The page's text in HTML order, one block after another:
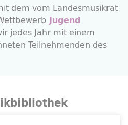
dem vom Landesmusikrat
Jugend
jedes Jahr mit einem
Teilnehmenden des